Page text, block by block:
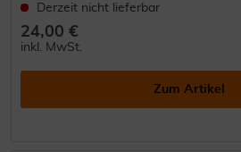
Derzeit nicht lieferbar
24,00 €
inkl. MwSt.
Zum Artikel